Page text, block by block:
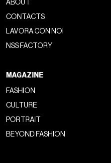
ABOUT
CONTACTS
LAVORA CON NOI
NSS FACTORY
MAGAZINE
FASHION
CULTURE
PORTRAIT
BEYOND FASHION